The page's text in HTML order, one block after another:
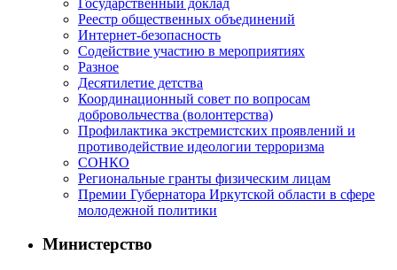
Реестр общественных объединений
Интернет-безопасность
Содействие участию в мероприятиях
Разное
Десятилетие детства
Координационный совет по вопросам
добровольчества (волонтерства)
Профилактика экстремистских проявлений и
противодействие идеологии терроризма
СОНКО
Региональные гранты физическим лицам
Премии Губернатора Иркутской области в сфере
молодежной политики
Министерство